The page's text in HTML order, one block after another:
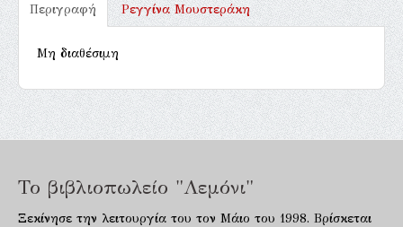
Περιγραφή Ρεγγίνα Μουστεράκη
Μη διαθέσιμη
Το βιβλιοπωλείο "Λεμόνι"
Ξεκίνησε την λειτουργία του τον Μάιο του 1998. Βρίσκεται